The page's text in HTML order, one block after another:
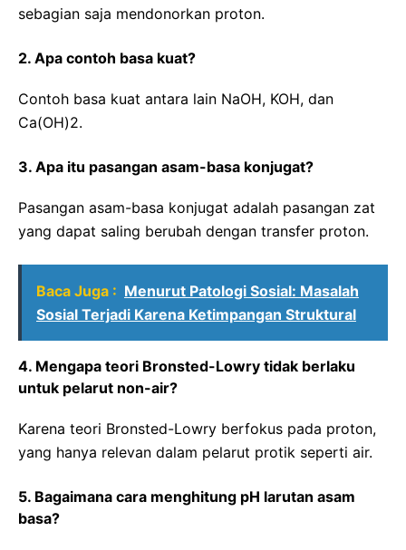
sebagian saja mendonorkan proton.
2. Apa contoh basa kuat?
Contoh basa kuat antara lain NaOH, KOH, dan
Ca(OH)2.
3. Apa itu pasangan asam-basa konjugat?
Pasangan asam-basa konjugat adalah pasangan zat
yang dapat saling berubah dengan transfer proton.
Baca Juga : Menurut Patologi Sosial: Masalah
Sosial Terjadi Karena Ketimpangan Struktural
4. Mengapa teori Bronsted-Lowry tidak berlaku
untuk pelarut non-air?
Karena teori Bronsted-Lowry berfokus pada proton,
yang hanya relevan dalam pelarut protik seperti air.
5. Bagaimana cara menghitung pH larutan asam
basa?